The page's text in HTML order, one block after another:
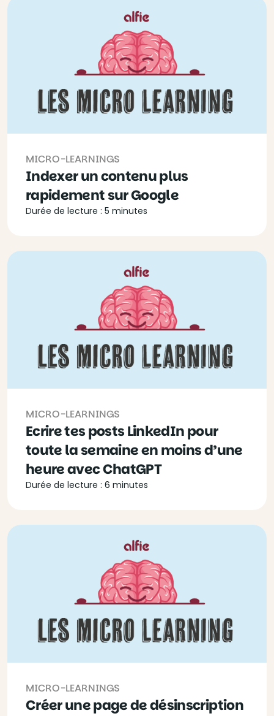
MICRO-LEARNINGS
Indexer un contenu plus
rapidement sur Google
Durée de lecture : 5 minutes
MICRO-LEARNINGS
Ecrire tes posts LinkedIn pour
toute la semaine en moins d’une
heure avec ChatGPT
Durée de lecture : 6 minutes
MICRO-LEARNINGS
Créer une page de désinscription